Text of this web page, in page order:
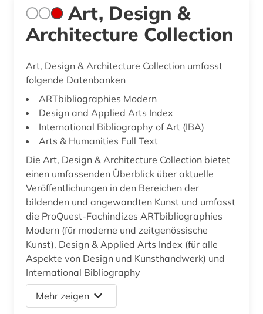
Art, Design &
Architecture Collection
Art, Design & Architecture Collection umfasst
folgende Datenbanken
ARTbibliographies Modern
Design and Applied Arts Index
International Bibliography of Art (IBA)
Arts & Humanities Full Text
Die Art, Design & Architecture Collection bietet
einen umfassenden Überblick über aktuelle
Veröffentlichungen in den Bereichen der
bildenden und angewandten Kunst und umfasst
die ProQuest-Fachindizes ARTbibliographies
Modern (für moderne und zeitgenössische
Kunst), Design & Applied Arts Index (für alle
Aspekte von Design und Kunsthandwerk) und
International Bibliography
Mehr zeigen